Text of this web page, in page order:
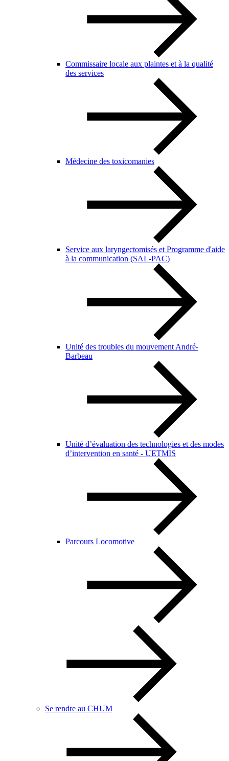
Commissaire locale aux plaintes et à la qualité
des services
Médecine des toxicomanies
Service aux laryngectomisés et Programme d'aide
à la communication (SAL-PAC)
Unité des troubles du mouvement André-
Barbeau
Unité d’évaluation des technologies et des modes
d’intervention en santé - UETMIS
Parcours Locomotive
Se rendre au CHUM